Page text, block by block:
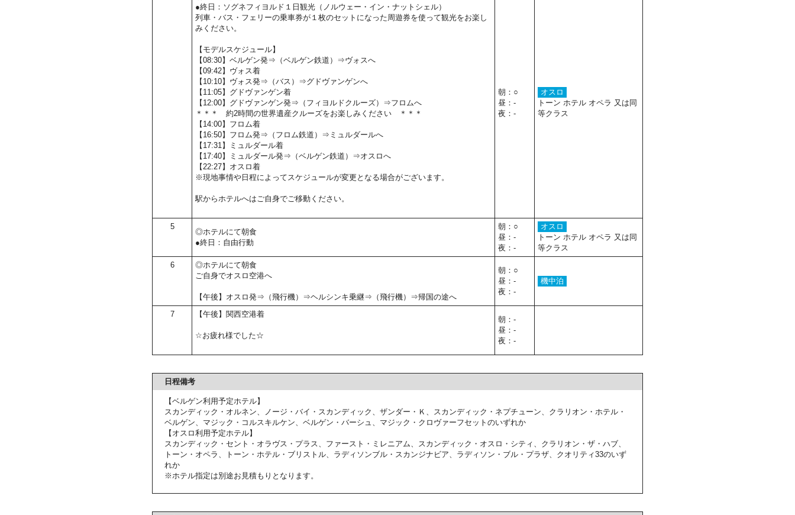
●終日：ソグネフィヨルド１日観光（ノルウェー・イン・ナットシェル）
列車・バス・フェリーの乗車券が１枚のセットになった周遊券を使って観光をお楽し
みください。
【モデルスケジュール】
【08:30】ベルゲン発⇒（ベルゲン鉄道）⇒ヴォスへ
【09:42】ヴォス着
【10:10】ヴォス発⇒（バス）⇒グドヴァンゲンへ
【11:05】グドヴァンゲン着
【12:00】グドヴァンゲン発⇒（フィヨルドクルーズ）⇒フロムへ
＊＊＊ 約2時間の世界遺産クルーズをお楽しみください ＊＊＊
【14:00】フロム着
【16:50】フロム発⇒（フロム鉄道）⇒ミュルダールへ
【17:31】ミュルダール着
【17:40】ミュルダール発⇒（ベルゲン鉄道）⇒オスロへ
【22:27】オスロ着
※現地事情や日程によってスケジュールが変更となる場合がございます。
駅からホテルへはご自身でご移動ください。
朝：○
昼：-
夜：-
オスロ
トーン ホテル オペラ 又は同
等クラス
5
◎ホテルにて朝食
●終日：自由行動
朝：○
昼：-
夜：-
オスロ
トーン ホテル オペラ 又は同
等クラス
6
◎ホテルにて朝食
ご自身でオスロ空港へ
【午後】オスロ発⇒（飛行機）⇒ヘルシンキ乗継⇒（飛行機）⇒帰国の途へ
朝：○
昼：-
夜：-
機中泊
7 【午後】関西空港着
☆お疲れ様でした☆
朝：-
昼：-
夜：-
日程備考
【ベルゲン利用予定ホテル】
スカンディック・オルネン、ノージ・バイ・スカンディック、ザンダー・Ｋ、スカンディック・ネプチューン、クラリオン・ホテル・
ベルゲン、マジック・コルスキルケン、ベルゲン・バーシュ、マジック・クロヴァーフセットのいずれか
【オスロ利用予定ホテル】
スカンディック・セント・オラヴス・プラス、ファースト・ミレニアム、スカンディック・オスロ・シティ、クラリオン・ザ・ハブ、
トーン・オペラ、トーン・ホテル・ブリストル、ラディソンブル・スカンジナビア、ラディソン・ブル・プラザ、クオリティ33のいず
れか
※ホテル指定は別途お見積もりとなります。